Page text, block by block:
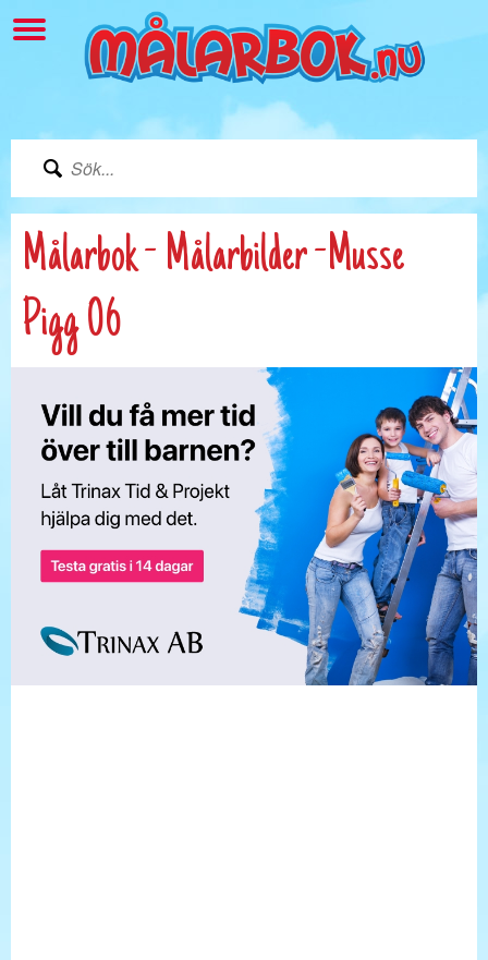
Målarbok - Målarbilder -Musse
Pigg 06